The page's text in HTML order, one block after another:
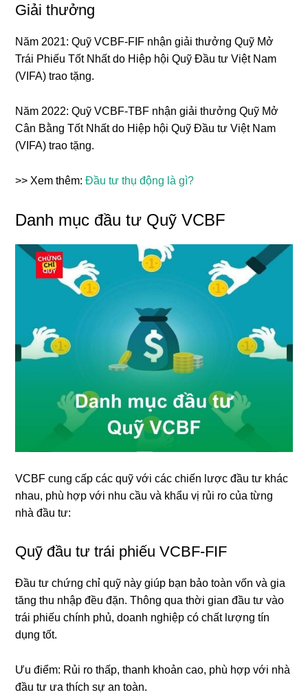
Giải thưởng
Năm 2021: Quỹ VCBF-FIF nhận giải thưởng Quỹ Mở
Trái Phiếu Tốt Nhất do Hiệp hội Quỹ Đầu tư Việt Nam
(VIFA) trao tặng.
Năm 2022: Quỹ VCBF-TBF nhận giải thưởng Quỹ Mở
Cân Bằng Tốt Nhất do Hiệp hội Quỹ Đầu tư Việt Nam
(VIFA) trao tặng.
>> Xem thêm:Đầu tư thụ động là gì?
Danh mục đầu tư Quỹ VCBF
VCBF cung cấp các quỹ với các chiến lược đầu tư khác
nhau, phù hợp với nhu cầu và khẩu vị rủi ro của từng
nhà đầu tư:
Quỹ đầu tư trái phiếu VCBF-FIF
Đầu tư chứng chỉ quỹ này giúp bạn bảo toàn vốn và gia
tăng thu nhập đều đặn. Thông qua thời gian đầu tư vào
trái phiếu chính phủ, doanh nghiệp có chất lượng tín
dụng tốt.
Ưu điểm: Rủi ro thấp, thanh khoản cao, phù hợp với nhà
đầu tư ưa thích sự an toàn.